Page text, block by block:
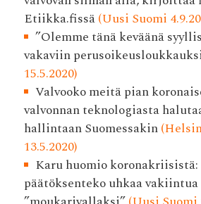
Etiikka.fissä(Uusi Suomi
”Olemme tänä keväänä
vakaviin
15.5.2020)
Valvooko meitä pian
valvonnan teknologiasta
hallintaan Suomessakin
13.5.2020)
Karu huomio
päätöksenteko uhkaa vakiintua